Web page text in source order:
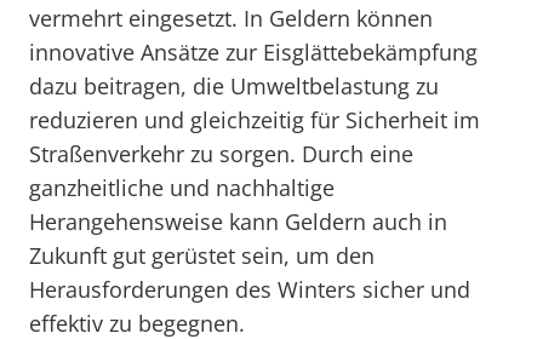
vermehrt eingesetzt. In Geldern können
innovative Ansätze zur Eisglättebekämpfung
dazu beitragen, die Umweltbelastung zu
reduzieren und gleichzeitig für Sicherheit im
Straßenverkehr zu sorgen. Durch eine
ganzheitliche und nachhaltige
Herangehensweise kann Geldern auch in
Zukunft gut gerüstet sein, um den
Herausforderungen des Winters sicher und
effektiv zu begegnen.